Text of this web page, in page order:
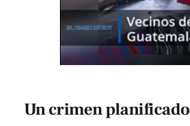
Un crimen planificado